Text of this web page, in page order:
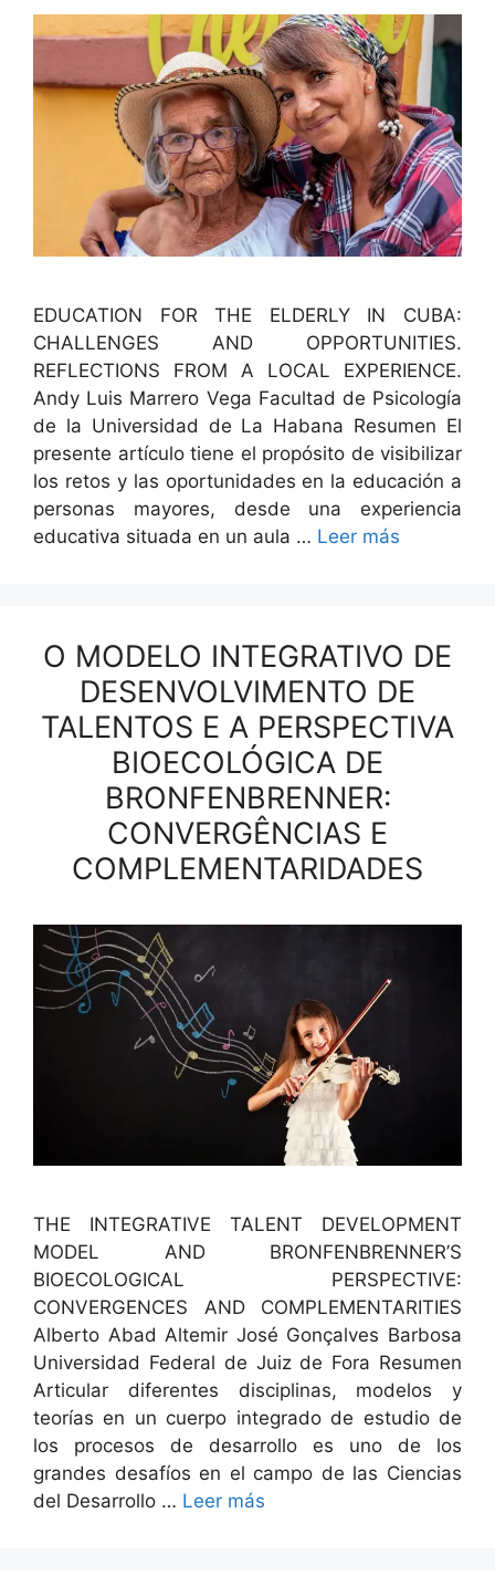
EDUCATION FOR THE ELDERLY IN CUBA:
CHALLENGES AND OPPORTUNITIES.
REFLECTIONS FROM A LOCAL EXPERIENCE.
Andy Luis Mar­rero Vega Fac­ul­tad de Psi­cología
de la Uni­ver­si­dad de La Habana Resumen El
pre­sente artícu­lo tiene el propósi­to de vis­i­bi­lizar
los retos y las opor­tu­nidades en la edu­cación a
per­sonas may­ores, des­de una expe­ri­en­cia
educa­ti­va situ­a­da en un aula … Leer más
O MODELO INTEGRATIVO DE
DESENVOLVIMENTO DE
TALENTOS E A PERSPECTIVA
BIOECOLÓGICA DE
BRONFENBRENNER:
CONVERGÊNCIAS E
COMPLEMENTARIDADES
THE INTEGRATIVE TALENT DEVELOPMENT
MODEL AND BRONFENBRENNER’S
BIOECOLOGICAL PERSPECTIVE:
CONVERGENCES AND COMPLEMENTARITIES
Alber­to Abad Altemir José Gonçalves Bar­bosa
Uni­ver­si­dad Fed­er­al de Juiz de Fora Resumen
Artic­u­lar difer­entes dis­ci­plinas, mod­e­los y
teorías en un cuer­po inte­gra­do de estu­dio de
los pro­ce­sos de desar­rol­lo es uno de los
grandes desafíos en el cam­po de las Cien­cias
del Desar­rol­lo … Leer más